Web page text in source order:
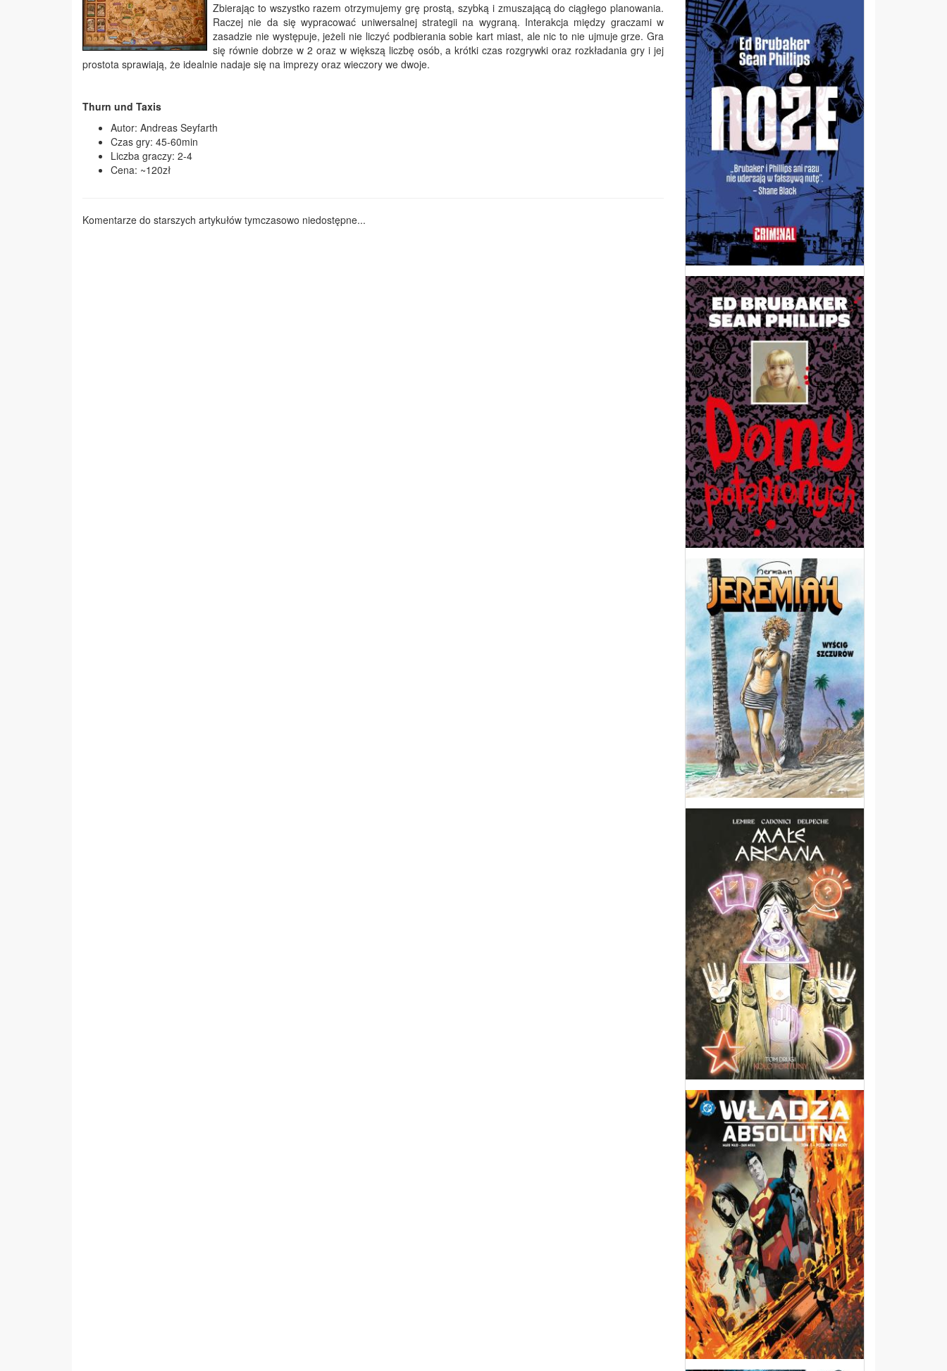
Zbierając to wszystko razem otrzymujemy grę prostą, szybką i zmuszającą do ciągłego planowania.
Raczej nie da się wypracować uniwersalnej strategii na wygraną. Interakcja między graczami w
zasadzie nie występuje, jeżeli nie liczyć podbierania sobie kart miast, ale nic to nie ujmuje grze. Gra
się równie dobrze w 2 oraz w większą liczbę osób, a krótki czas rozgrywki oraz rozkładania gry i jej
prostota sprawiają, że idealnie nadaje się na imprezy oraz wieczory we dwoje.
Thurn und Taxis
Autor: Andreas Seyfarth
Czas gry: 45-60min
Liczba graczy: 2-4
Cena: ~120zł
Komentarze do starszych artykułów tymczasowo niedostępne...